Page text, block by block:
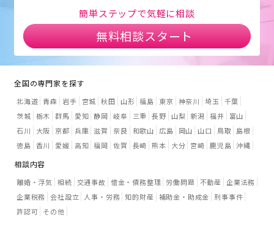
簡単ステップで気軽に相談
無料相談スタート
全国の専門家を探す
北海道 青森 岩手 宮城 秋田 山形 福島 東京 神奈川 埼玉
千葉
茨城 栃木 群馬 愛知 静岡 岐阜 三重 長野 山梨 新潟 福井
富山
石川
大阪 京都 兵庫 滋賀 奈良 和歌山 広島 岡山 山口 鳥取
島根
徳島 香川 愛媛 高知 福岡 佐賀 長崎 熊本 大分 宮崎 鹿児島 沖縄
相談内容
離婚・浮気 相続 交通事故 借金・債務整理 労働問題 不動産 企業法務
企業税務 会社設立 人事・労務 知的財産 補助金・助成金 刑事事件
許認可 その他